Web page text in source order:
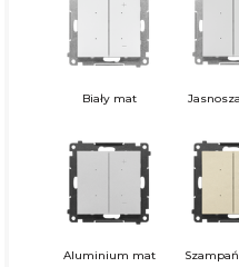
Biały mat
Aluminium mat